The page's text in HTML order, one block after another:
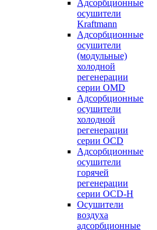
Адсорбционные
осушители
Kraftmann
Адсорбционные
осушители
(модульные)
холодной
регенерации
серии OMD
Адсорбционные
осушители
холодной
регенерации
серии OCD
Адсорбционные
осушители
горячей
регенерации
серии OСD-H
Осушители
воздуха
адсорбционные